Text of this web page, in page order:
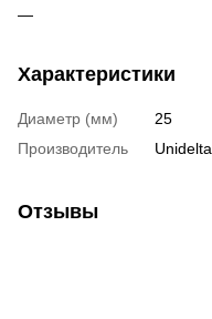
Характеристики
Диаметр (мм)
25
Производитель
Unidelta
Отзывы